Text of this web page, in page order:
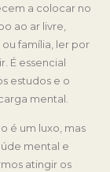
a colocar no
ao ar livre,
família, ler por
É essencial
estudos e o
mental.
é um luxo, mas
mental e
atingir os